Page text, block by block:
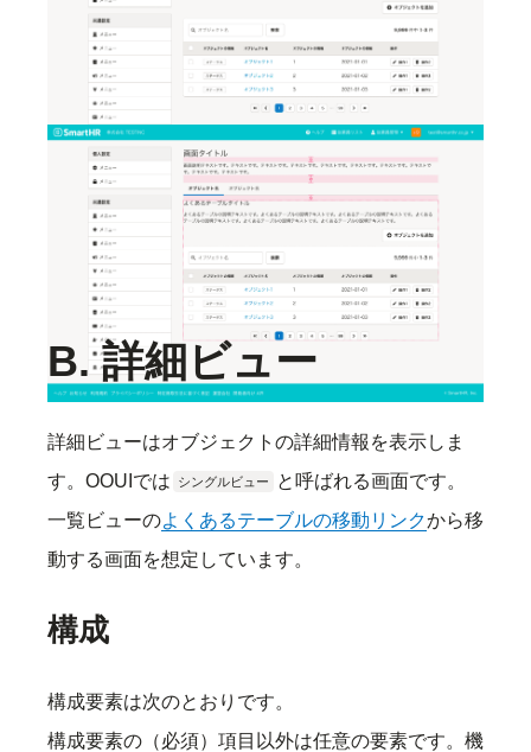
要素間の余白は以下のとおりです。詳細は
を参照してください。
要素内やコンポーネント内の配置や余白は以下を参
照してください。
［WIP］TabBar
よくあるテーブルのレイアウト
B. 詳細ビュー
詳細ビューはオブジェクトの詳細情報を表示しま
す。OOUIでは シングルビュー
と呼ばれる画面です。
一覧ビューのよくあるテーブルの移動リンクから移
動する画面を想定しています。
構成
構成要素は次のとおりです。
構成要素の（必須）項目以外は任意の要素です。機